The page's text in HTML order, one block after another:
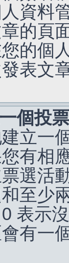
資料
的頁
的個
表文
個投
立一
有相
選活
至少
表示
有一